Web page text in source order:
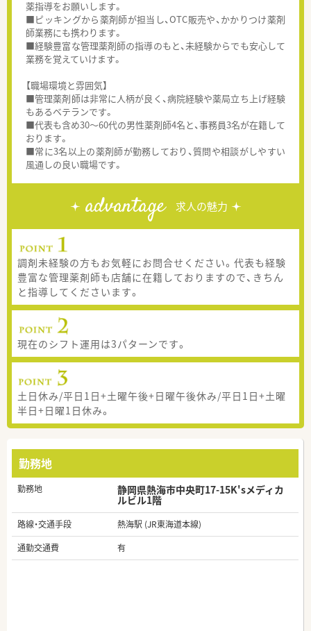
薬指導をお願いします。
■ピッキングから薬剤師が担当し、OTC販売や、かかりつけ薬剤
師業務にも携わります。
■経験豊富な管理薬剤師の指導のもと、未経験からでも安心して
業務を覚えていけます。
【職場環境と雰囲気】
■管理薬剤師は非常に人柄が良く、病院経験や薬局立ち上げ経験
もあるベテランです。
■代表も含め30～60代の男性薬剤師4名と、事務員3名が在籍して
おります。
■常に3名以上の薬剤師が勤務しており、質問や相談がしやすい
風通しの良い職場です。
advantage 求人の魅力
調剤未経験の方もお気軽にお問合せください。代表も経験
豊富な管理薬剤師も店舗に在籍しておりますので、きちん
と指導してくださいます。
現在のシフト運用は3パターンです。
土日休み/平日1日+土曜午後+日曜午後休み/平日1日+土曜
半日+日曜1日休み。
勤務地
勤務地 静岡県熱海市中央町17-15K'sメディカ
ルビル1階
路線・交通手段
熱海駅 (JR東海道本線)
通勤交通費
有